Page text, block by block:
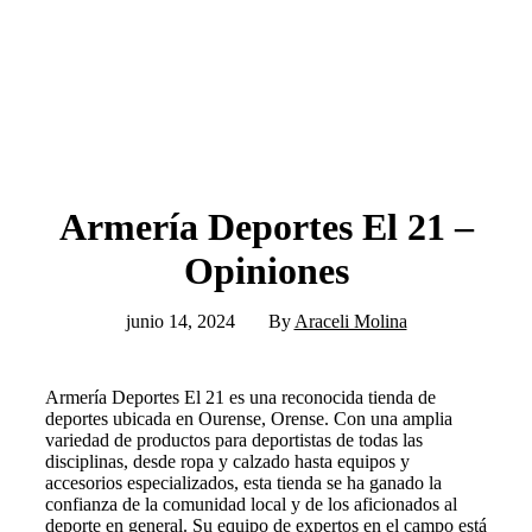
Armería Deportes El 21 –
Opiniones
junio 14, 2024 By Araceli Molina
Armería Deportes El 21 es una reconocida tienda de
deportes ubicada en Ourense, Orense. Con una amplia
variedad de productos para deportistas de todas las
disciplinas, desde ropa y calzado hasta equipos y
accesorios especializados, esta tienda se ha ganado la
confianza de la comunidad local y de los aficionados al
deporte en general. Su equipo de expertos en el campo está